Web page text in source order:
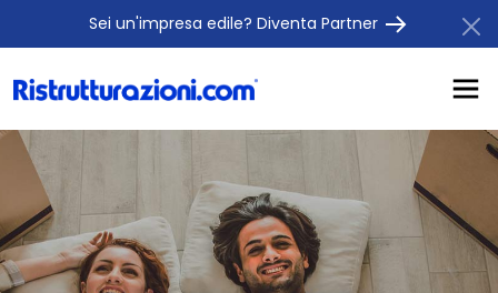
Sei un'impresa edile? Diventa Partner